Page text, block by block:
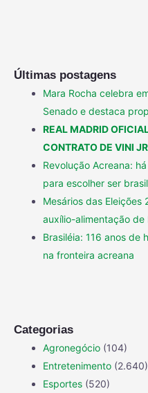
Últimas postagens
Mara Rocha celebra
Senado e destaca
REAL MADRID
CONTRATO DE VINI
Revolução Acreana:
para escolher ser
Mesários das
auxílio-alimentação de
Brasiléia: 116 anos de
na fronteira acreana
Categorias
Agronegócio (104)
Entretenimento (2.640)
Esportes (520)